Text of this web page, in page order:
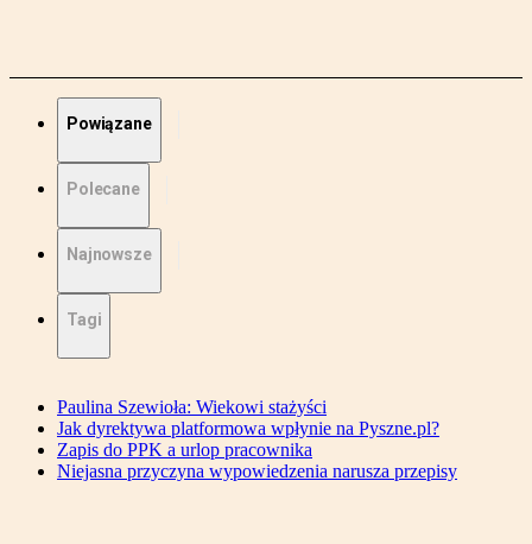
Powiązane
Polecane
Najnowsze
Tagi
Paulina Szewioła: Wiekowi stażyści
Jak dyrektywa platformowa wpłynie na Pyszne.pl?
Zapis do PPK a urlop pracownika
Niejasna przyczyna wypowiedzenia narusza przepisy